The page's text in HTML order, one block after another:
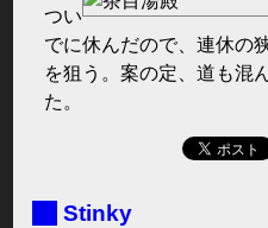
つい
でに休んだので、連休の
を狙う。案の定、道も混
た。
Stinky